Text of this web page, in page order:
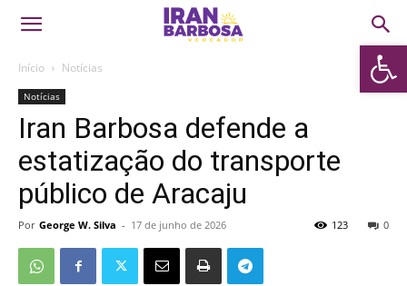
Abrir
Início Notícias
Notícias
Iran Barbosa defende a
estatização do transporte
público de Aracaju
Por George W. Silva - 17 de junho de 2026 0
123